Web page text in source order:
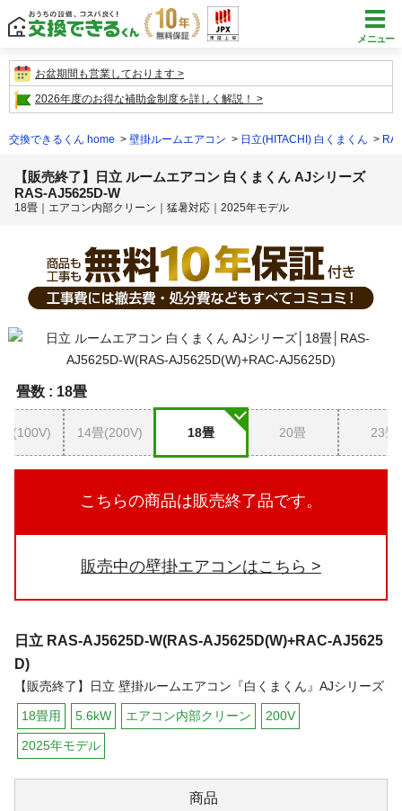
メニュー
お盆期間も営業しております
2026年度のお得な補助金制度を詳しく解説！
交換できるくん home 壁掛ルームエアコン 日立(HITACHI) 白くまくん
【販売終了】日立 ルームエアコン 白くまくん AJシリーズ
RAS-AJ5625D-W
18畳｜エアコン内部クリーン｜猛暑対応｜2025年モデル
畳数 : 18畳
(100V) 14畳(200V) 18畳 20畳 23畳
こちらの商品は販売終了品です。
販売中の壁掛エアコンはこちら
日立 RAS-AJ5625D-W(RAS-AJ5625D(W)+RAC-AJ5625
D)
【販売終了】日立 壁掛ルームエアコン『白くまくん』AJシリーズ
18畳用 5.6kW エアコン内部クリーン 200V
2025年モデル
商品